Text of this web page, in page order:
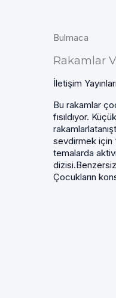
Bulmaca
Rakamlar
İletişim Yayınları
Bu rakamlar
fısıldıyor.
sevdirmek için
temalarda
Çocukların